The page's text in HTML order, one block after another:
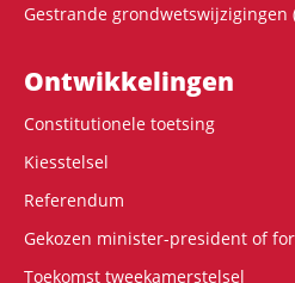
Gestrande grondwetswijzigingen
Ontwikke­lingen
Constitutionele toetsing
Kiesstelsel
Referendum
Gekozen minister-president of
Toekomst tweekamerstelsel